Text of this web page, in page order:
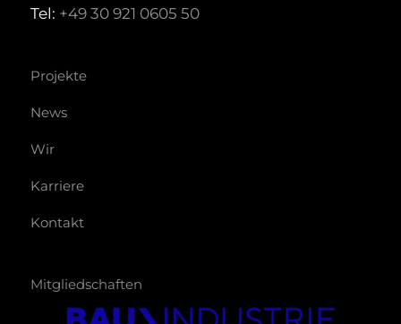
Tel: +49 30 921 0605 50
Projekte
News
Wir
Karriere
Kontakt
Mitgliedschaften